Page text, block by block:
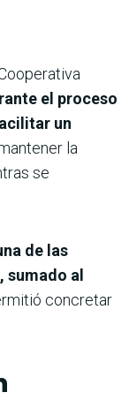
el proceso
un
la
se
de las
al
concretar